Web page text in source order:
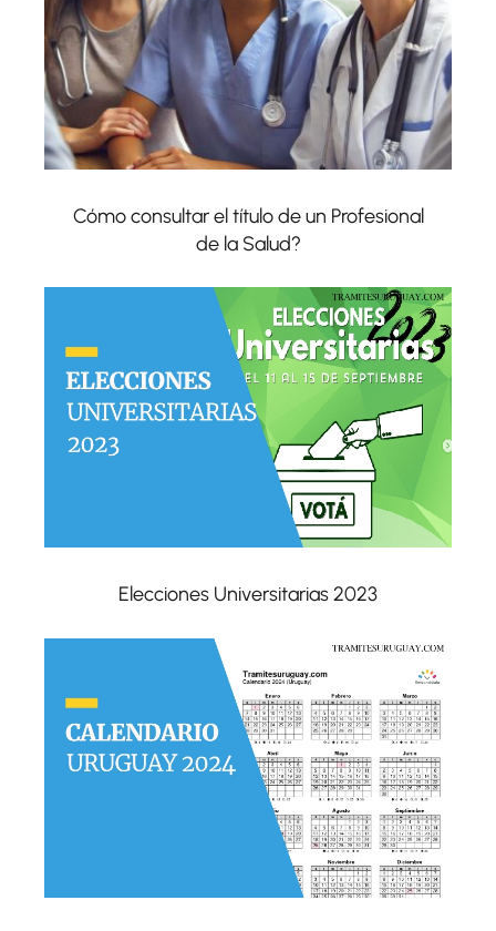
Cómo consultar el título de un Profesional
de la Salud?
Elecciones Universitarias 2023